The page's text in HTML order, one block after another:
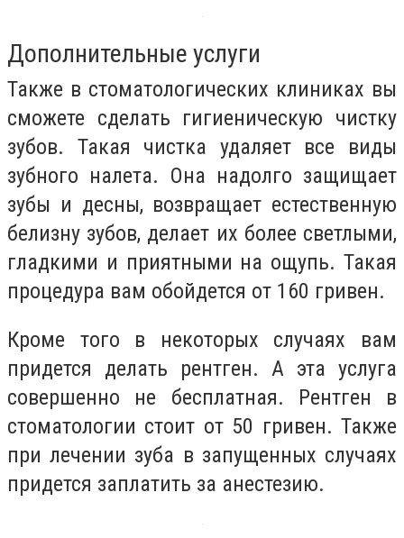
Дополнительные услуги
Также в стоматологических клиниках вы
сможете сделать гигиеническую чистку
зубов. Такая чистка удаляет все виды
зубного налета. Она надолго защищает
зубы и десны, возвращает естественную
белизну зубов, делает их более светлыми,
гладкими и приятными на ощупь. Такая
процедура вам обойдется от 160 гривен.
Кроме того в некоторых случаях вам
придется делать рентген. А эта услуга
совершенно не бесплатная. Рентген в
стоматологии стоит от 50 гривен. Также
при лечении зуба в запущенных случаях
придется заплатить за анестезию.